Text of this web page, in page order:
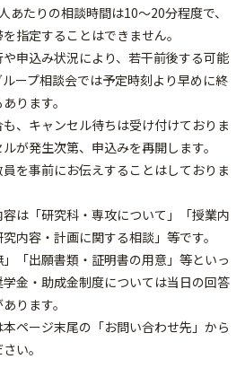
あたりの相談時間は10〜20分程度で、
指定することはできません。
申込み状況により、若干前後する可能
ープ相談会では予定時刻より早めに終
ります。
、キャンセル待ちは受け付けておりま
が発生次第、申込みを再開します。
を事前にお伝えすることはしておりま
は「研究科・専攻について」「授業内
内容・計画に関する相談」等です。
」「出願書類・証明書の用意」等といっ
金・助成金制度については当日の回答
ります。
ページ末尾の「お問い合わせ先」から
い。